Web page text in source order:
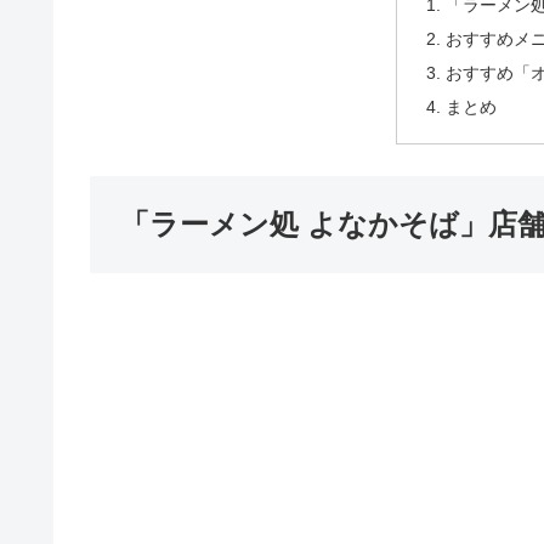
「ラーメン
おすすめメ
おすすめ「
まとめ
「ラーメン処 よなかそば」店